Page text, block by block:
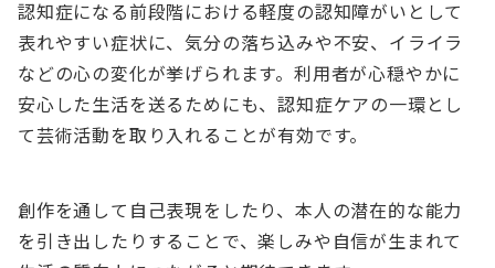
認知症になる前段階における軽度の認知障がいとして
表れやすい症状に、気分の落ち込みや不安、イライラ
などの心の変化が挙げられます。利用者が心穏やかに
安心した生活を送るためにも、認知症ケアの一環とし
て芸術活動を取り入れることが有効です。
創作を通して自己表現をしたり、本人の潜在的な能力
を引き出したりすることで、楽しみや自信が生まれて